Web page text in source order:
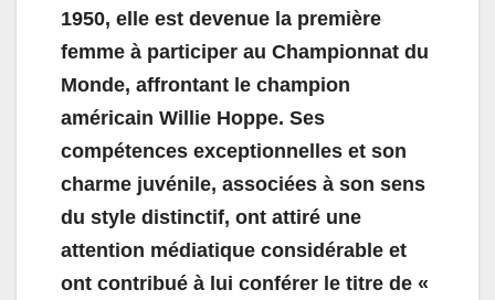
1950, elle est devenue la première
femme à participer au Championnat du
Monde, affrontant le champion
américain Willie Hoppe. Ses
compétences exceptionnelles et son
charme juvénile, associées à son sens
du style distinctif, ont attiré une
attention médiatique considérable et
ont contribué à lui conférer le titre de «